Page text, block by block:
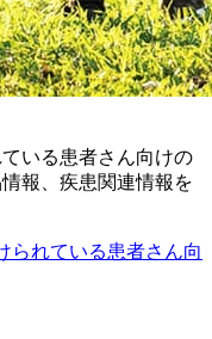
いる患者さん向けの
報、疾患関連情報を
られている患者さん向